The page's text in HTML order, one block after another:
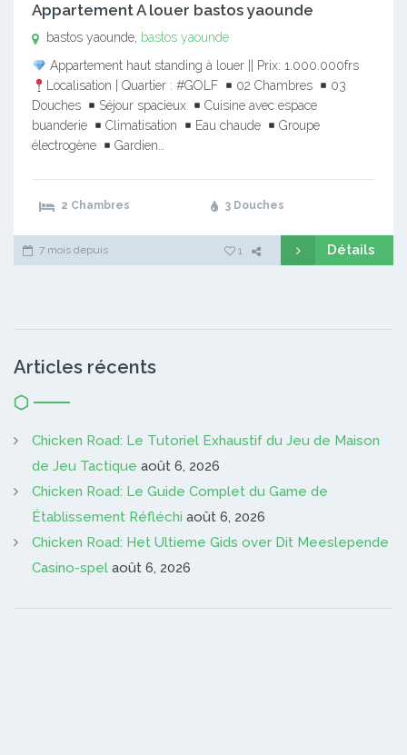
Appartement A louer bastos yaounde
bastos yaounde, bastos yaounde
Appartement haut standing à louer || Prix: 1.000.000frs
Localisation | Quartier : #GOLF
02 Chambres
03
Douches
Séjour spacieux
Cuisine avec espace
buanderie
Climatisation Eau chaude
Groupe
électrogène
Gardien…
2 Chambres 3 Douches
7 mois depuis 1 Détails
Articles récents
Chicken Road: Le Tutoriel Exhaustif du Jeu de Maison
de Jeu Tactique août 6, 2026
Chicken Road: Le Guide Complet du Game de
Établissement Réfléchi août 6, 2026
Chicken Road: Het Ultieme Gids over Dit Meeslepende
Casino-spel août 6, 2026